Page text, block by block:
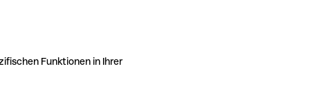
Funktionen in Ihrer